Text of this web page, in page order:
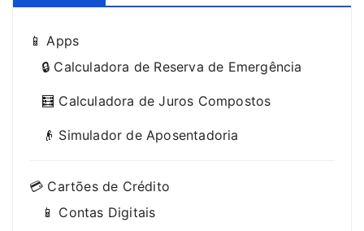
📱 Apps
🔒 Calculadora de Reserva de Emergência
🧮 Calculadora de Juros Compostos
👴 Simulador de Aposentadoria
💳 Cartões de Crédito
📱 Contas Digitais